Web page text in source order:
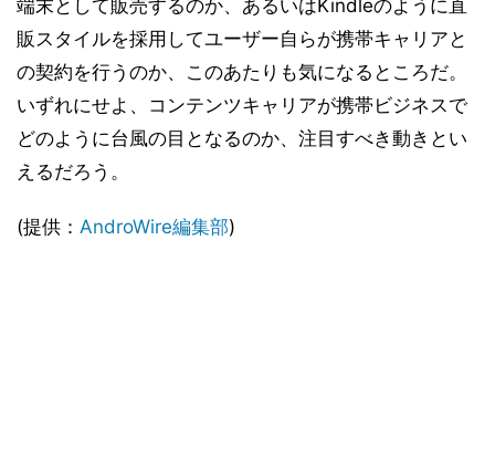
端末として販売するのか、あるいはKindleのように直
販スタイルを採用してユーザー自らが携帯キャリアと
の契約を行うのか、このあたりも気になるところだ。
いずれにせよ、コンテンツキャリアが携帯ビジネスで
どのように台風の目となるのか、注目すべき動きとい
えるだろう。
(提供： AndroWire編集部)